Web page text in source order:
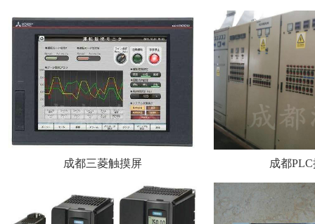
成都三菱触摸屏 成都